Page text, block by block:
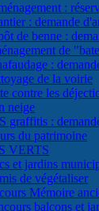
:
: demande
de benne :
de
:
de la voirie
contre les
neige
graffitis :
du patrimoine
VERTS
et jardins
de végétaliser
Mémoire
balcons et